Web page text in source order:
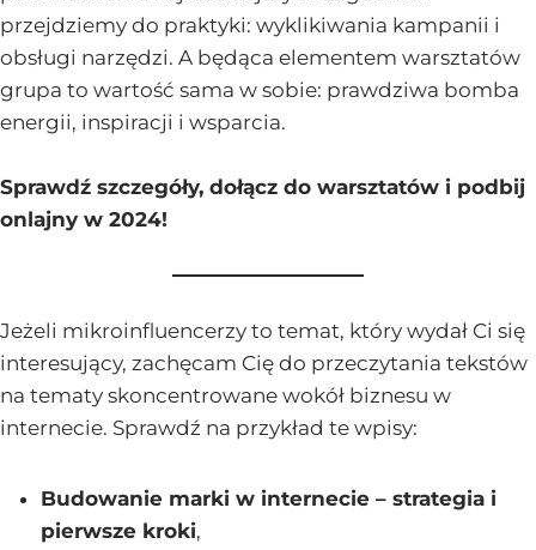
przejdziemy do praktyki: wyklikiwania kampanii i
obsługi narzędzi. A będąca elementem warsztatów
grupa to wartość sama w sobie: prawdziwa bomba
energii, inspiracji i wsparcia.
Sprawdź szczegóły, dołącz do warsztatów i podbij
onlajny w 2024!
Jeżeli mikroinfluencerzy to temat, który wydał Ci się
interesujący, zachęcam Cię do przeczytania tekstów
na tematy skoncentrowane wokół biznesu w
internecie. Sprawdź na przykład te wpisy:
Budowanie marki w internecie – strategia i
pierwsze kroki,